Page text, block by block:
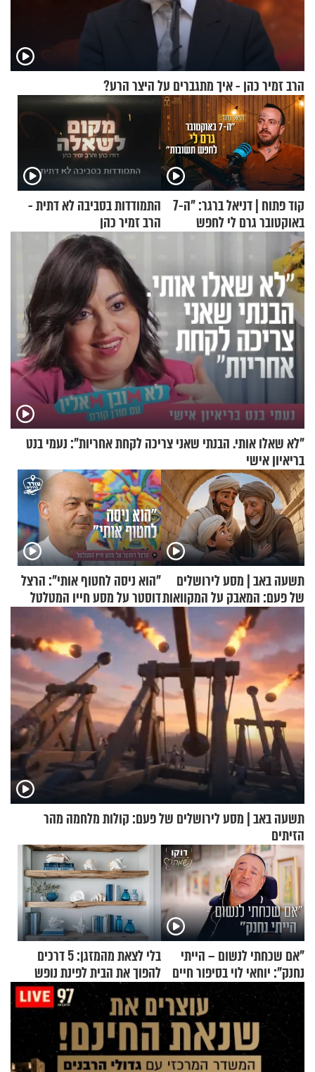
הרב זמיר כהן - איך מתגברים על היצר הרע?
קוד פתוח | דניאל ברגר: "ה-7
באוקטובר גרם לי לחפש
תשובות"
התמודדות בסביבה לא דתית -
הרב זמיר כהן
"לא שאלו אותי. הבנתי שאני צריכה לקחת אחריות": נעמי בנט
בריאיון אישי
תשעה באב | מסע לירושלים
של פעם: המאבק על המקוואות
"הוא ניסה לחטוף אותי": הרצל
דוסטר על מסע חייו המטלטל
תשעה באב | מסע לירושלים של פעם: קולות מלחמה מהר
הזיתים
"אם שכחתי לנשום – הייתי
נחנק": יוחאי לוי בסיפור חיים
מעורר השראה
בלי לצאת מהמזגן: 5 דרכים
להפוך את הבית לפינת נופש
מעוצבת